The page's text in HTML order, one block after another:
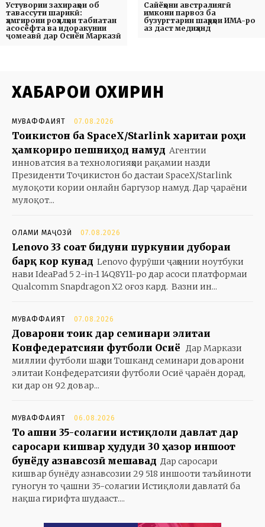
Устувории захираҳои об
тавассути шарикӣ:
ҳамгироии роҳҳалҳои табиатан
асосёфта ва идоракунии
ҷомеавӣ дар Осиёи Марказӣ
Сайёҳони австралиягӣ
имкони парвоз ба
бузургтарин шаҳрҳои ИМА-ро
аз даст медиҳанд
ХАБАРҲОИ ОХИРИН
МУВАФФАҚИЯТ 07.08.2026
Тоҷикистон ба SpaceX/Starlink харитаи роҳи
ҳамкориро пешниҳод намуд Агентии
инноватсия ва технологияҳои рақамии назди
Президенти Тоҷикистон бо дастаи SpaceX/Starlink
мулоқоти кории онлайн баргузор намуд. Дар ҷараёни
мулоқот...
ОЛАМИ МАҶОЗӢ 07.08.2026
Lenovo 33 соат бидуни пуркунии дубораи
барқ кор кунад Lenovo фурӯши ҷаҳонии ноутбуки
нави IdeaPad 5 2-in-1 14Q8Y11-ро дар асоси платформаи
Qualcomm Snapdragon X2 оғоз кард. Вазни ин...
МУВАФФАҚИЯТ 07.08.2026
Доварони тоҷик дар семинари элитаи
Конфедератсияи футболи Осиё Дар Маркази
миллии футболи шаҳри Тошканд семинари доварони
элитаи Конфедератсияи футболи Осиё ҷараён дорад,
ки дар он 92 довар...
МУВАФФАҚИЯТ 06.08.2026
То ҷашни 35-солагии истиқлоли давлат дар
саросари кишвар ҳудуди 30 ҳазор иншоот
бунёду азнавсозӣ мешавад Дар саросари
кишвар бунёду азнавсозии 29 518 иншооти таъйиноти
гуногун то ҷашни 35-солагии Истиқлоли давлатӣ ба
нақша гирифта шудааст....